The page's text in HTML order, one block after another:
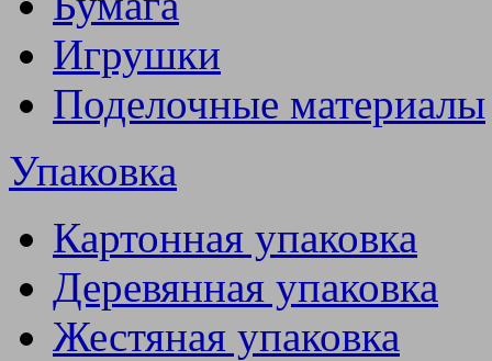
Игрушки
Поделочные материалы
Упаковка
Картонная упаковка
Деревянная упаковка
Жестяная упаковка